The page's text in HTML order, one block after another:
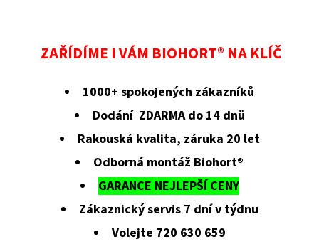
ZAŘÍDÍME I VÁM BIOHORT® NA KLÍČ
1000+ spokojených zákazníků
Dodání ZDARMA do 14 dnů
Rakouská kvalita, záruka 20 let
Odborná montáž Biohort®
GARANCE NEJLEPŠÍ CENY
Zákaznický servis 7 dní v týdnu
Volejte 720 630 659